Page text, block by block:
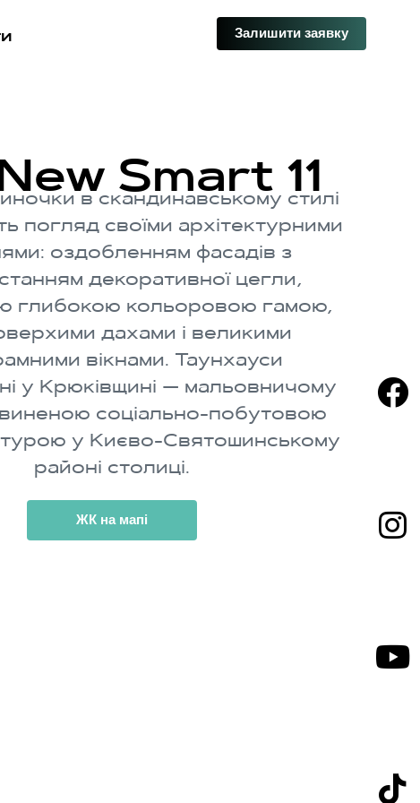
Залишити заявку
Smart 11
в скандинавському стилі
погляд своїми архітектурними
оздобленням фасадів з
декоративної цегли,
глибокою кольоровою гамою,
дахами і великими
вікнами. Таунхауси
у Крюківщині — мальовничому
соціально-побутовою
у Києво-Святошинському
районі столиці.
ЖК на мапі